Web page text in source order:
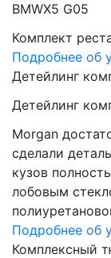
BMWX5 G05
Комплект
Подробнее об
Детейлинг
Детейлинг
Morgan
сделали
кузов
лобовым
Подробнее об
Комплексный